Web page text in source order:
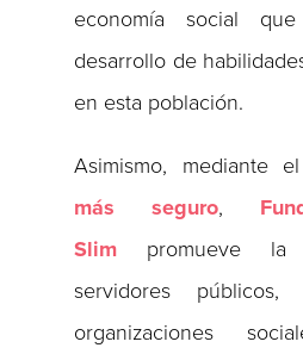
economía social
desarrollo de
en esta población.
Asimismo, mediante
más seguro,
Slim promueve la
servidores
organizaciones